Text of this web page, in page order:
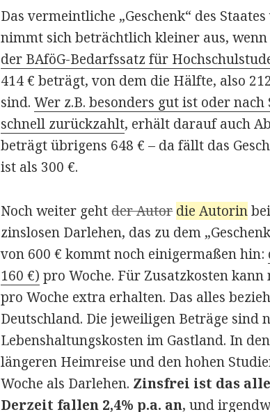
Das vermeintliche „Geschenk“ des
nimmt sich beträchtlich kleiner aus, wenn
der BAföG-Bedarfssatz für
414 € beträgt, von dem die Hälfte, also
sind.Wer z.B. besonders gut ist oder
schnell zurückzahlt, erhält darauf auch
beträgt übrigens 648 € – da fällt das
ist als 300 €.
Noch weiter gehtder Autor die Autorin
zinslosen Darlehen, das zu dem
von 600 € kommt noch einigermaßen hin:
160 €) pro Woche. Für Zusatzkosten kann
pro Woche extra erhalten. Das alles
Deutschland. Die jeweiligen Beträge sind
Lebenshaltungskosten im Gastland. In
längeren Heimreise und den hohen
Woche als Darlehen. Zinsfrei ist das
Derzeit fallen 2,4% p.a. an, und